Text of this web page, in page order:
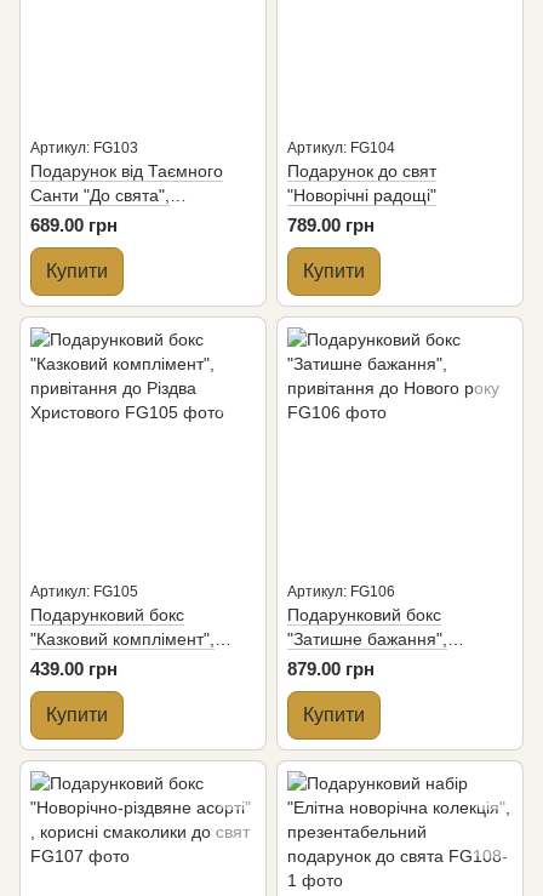
Артикул: FG103
Подарунок від Таємного
Санти "До свята",
смаколики до Різдва та
Нового року
689.00 грн
Купити
Артикул: FG104
Подарунок до свят
"Новорічні радощі"
789.00 грн
Купити
Артикул: FG105
Подарунковий бокс
"Казковий комплімент",
привітання до Різдва
Христового
439.00 грн
Купити
Артикул: FG106
Подарунковий бокс
"Затишне бажання",
привітання до Нового року
879.00 грн
Купити